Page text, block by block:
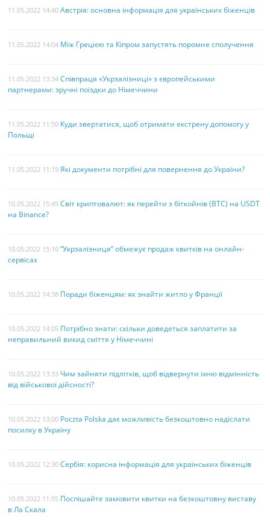
11.05.2022 14:40 Австрія: основна інформація для українських біженців
11.05.2022 14:04 Між Грецією та Кіпром запустять поромне сполучення
11.05.2022 13:34 Співпраця «Укрзалізниці» з європейськими
партнерами: зручні поїздки до Німеччини
11.05.2022 11:50 Куди звертатися, щоб отримати екстрену допомогу у
Польщі
11.05.2022 11:19 Які документи потрібні для повернення до України?
10.05.2022 15:45 Світ криптовалют: як перейти з біткойнів (BTC) на USDT
на Binance?
10.05.2022 15:10 “Укрзалізниця” обмежує продаж квитків на онлайн-
сервісах
10.05.2022 14:38 Поради біженцям: як знайти житло у Франції
10.05.2022 14:05 Потрібно знати: скільки доведеться заплатити за
неправильний викид сміття у Німеччині
10.05.2022 13:33 Чим зайняти підлітків, щоб відвернути їхню відмінність
від військової дійсності?
10.05.2022 13:00 Poczta Polska дає можливість безкоштовно надіслати
посилку в Україну
10.05.2022 12:30 Сербія: корисна інформація для українських біженців
10.05.2022 11:55 Поспішайте замовити квитки на безкоштовну виставу
в Ла Скала